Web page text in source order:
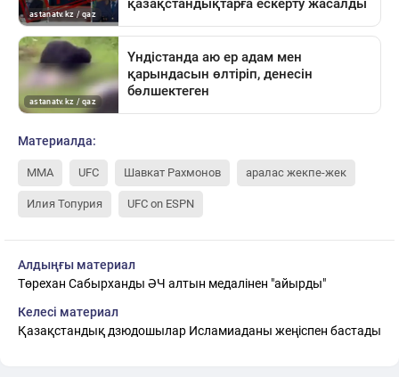
Материалда:
MMA UFC Шавкат Рахмонов аралас жекпе-жек
Илия Топурия UFC on ESPN
Алдыңғы материал
Төрехан Сабырханды ӘЧ алтын медалінен "айырды"
Келесі материал
Қазақстандық дзюдошылар Исламиаданы жеңіспен бастады